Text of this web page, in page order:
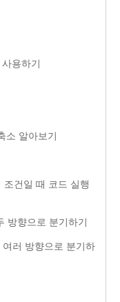
용하기
소 알아보기
건일 때 코드 실행
방향으로 분기하기
러 방향으로 분기하